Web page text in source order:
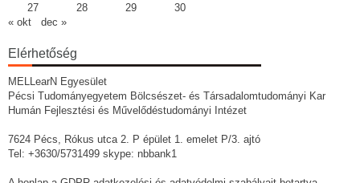
27
28 29
30
« okt
dec »
Elérhetőség
MELLearN Egyesület
Pécsi Tudományegyetem Bölcsészet- és Társadalomtudományi Kar
Humán Fejlesztési és Művelődéstudományi Intézet
7624 Pécs, Rókus utca 2. P épület 1. emelet P/3. ajtó
Tel: +3630/5731499 skype: nbbank1